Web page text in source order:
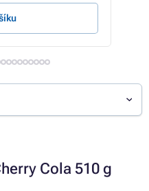
Cola 510 g